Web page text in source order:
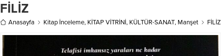
FİLİZ
Anasayfa Kitap İnceleme, KİTAP VİTRİNİ, KÜLTÜR-SANAT, Manşet FİLİZ